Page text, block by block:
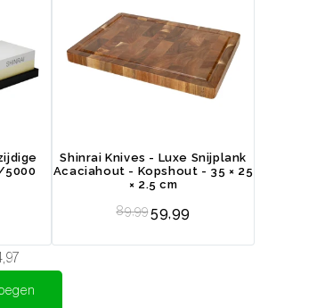
houdt je messen veilig,
en stabiele antislipvoetjes blijft
aansluit bij elk modern aanrecht.
5000
Shinrai Knives - Luxe Snijplank
Acaciahout - Kopshout - 35 × 25
× 2.5 cm
Regular price
89,9959,99